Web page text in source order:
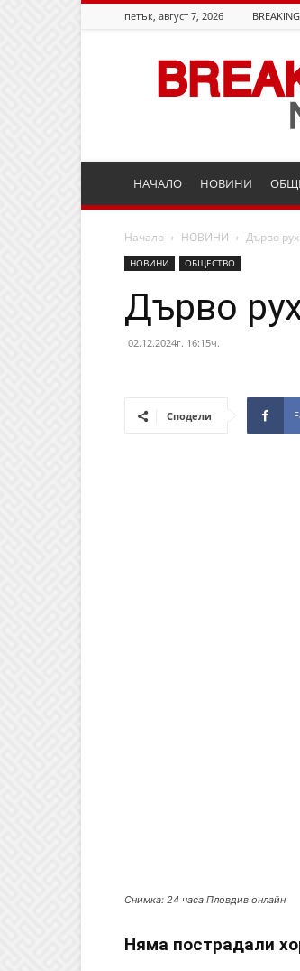
петък, август 7, 2026
НАЧАЛО НОВИНИ
Начало НОВИНИ Дърво
НОВИНИ ОБЩЕСТВО
Дърво
02.12.2024г. 16:15ч.
Сподели
Снимка: 24 часа Пловдив онлайн
Няма пострадали